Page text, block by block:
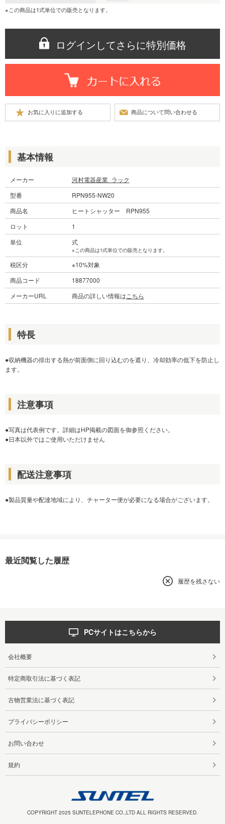
※この商品は1式単位での販売となります。
ログインしてさらに特別価格
基本情報
メーカー
河村電器産業_ラック
型番
RPN955-NW20
商品名
ヒートシャッター RPN955
ロット
1
単位
式
※この商品は1式単位での販売となります。
税区分
※10%対象
商品コード
18877000
メーカーURL
商品の詳しい情報は こちら
特長
●収納機器の排出する熱が前面側に回り込むのを遮り、冷却効率の低下を防止し
ます。
注意事項
●写真は代表例です。詳細はHP掲載の図面を御参照ください。
●日本以外ではご使用いただけません
配送注意事項
●製品質量や配達地域により、チャーター便が必要になる場合がございます。
最近閲覧した履歴
履歴を残さない
PCサイトはこちらから
会社概要
特定商取引法に基づく表記
古物営業法に基づく表記
プライバシーポリシー
お問い合わせ
規約
COPYRIGHT 2025 SUNTELEPHONE CO.,LTD ALL RIGHTS RESERVED.